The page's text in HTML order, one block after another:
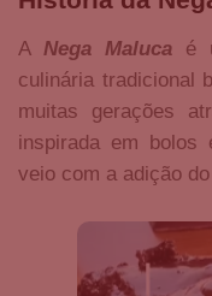
ANega Maluca é
culinária tradicional
muitas gerações
inspirada em bolos
veio com a adição